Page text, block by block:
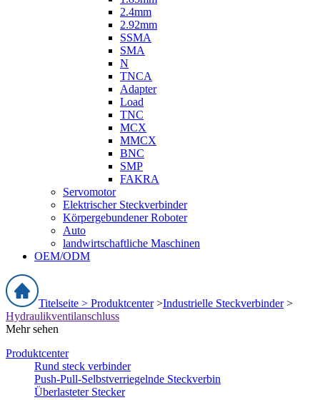
2.4mm
2.92mm
SSMA
SMA
N
TNCA
Adapter
Load
TNC
MCX
MMCX
BNC
SMP
FAKRA
Servomotor
Elektrischer Steckverbinder
Körpergebundener Roboter
Auto
landwirtschaftliche Maschinen
OEM/ODM
Titelseite > Produktcenter >Industrielle Steckverbinder >
Hydraulikventilanschluss
Mehr sehen
Produktcenter
Rund steck verbinder
Push-Pull-Selbstverriegelnde Steckverbin
Überlasteter Stecker